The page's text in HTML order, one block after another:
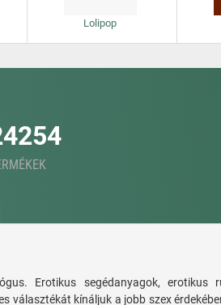
Lolipop
Erotikus segédanyagok, erotikus
választékát kínáljuk a jobb szex